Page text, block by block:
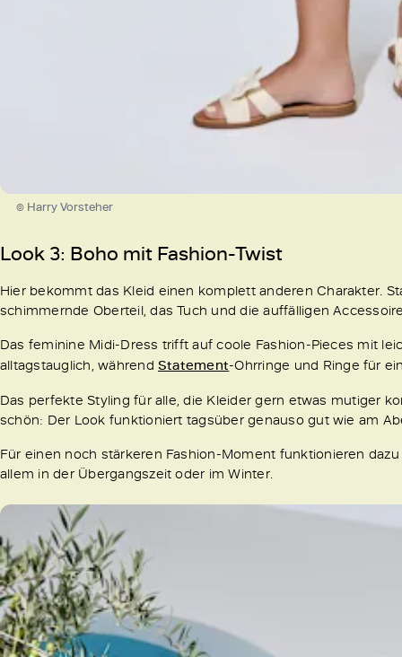
© Harry Vorsteher
Look 3: Boho mit Fashion-Twist
Hier bekommt das Kleid einen komplett anderen Charakter.
schimmernde Oberteil, das Tuch und die auffälligen
Das feminine Midi-Dress trifft auf coole Fashion-Pieces mit
alltagstauglich, währendStatement-Ohrringe und Ringe für
Das perfekte Styling für alle, die Kleider gern etwas mutiger
schön: Der Look funktioniert tagsüber genauso gut wie am
Für einen noch stärkeren Fashion-Moment funktionieren
allem in der Übergangszeit oder im Winter.